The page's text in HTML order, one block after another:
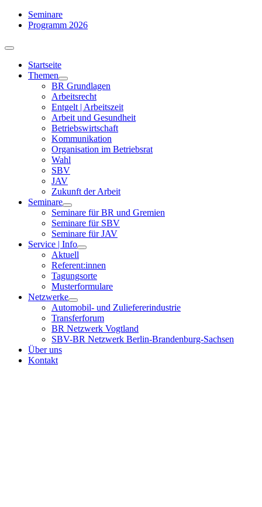
Zum
Inhalt
Seminare
Programm 2026
Toggle
NavigationStartseite
Themen
BR Grundlagen
Arbeits­recht
Entgelt | Arbeitszeit
Arbeit und Gesundheit
Betriebswirtschaft
Kommuni­kation
Organisation im Betriebsrat
Wahl
SBV
JAV
Zukunft der Arbeit
Seminare
Seminare für BR und Gremien
Seminare für SBV
Seminare für JAV
Service | Info
Aktuell
Referent:innen
Tagungsorte
Musterformulare
Netzwerke
Automobil- und Zuliefererindustrie
Transferforum
BR Netzwerk Vogtland
SBV-BR Netzwerk Berlin-Brandenburg-Sachsen
Über uns
Kontakt